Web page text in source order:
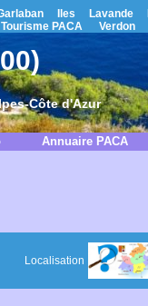
Iles Lavande
Tourisme PACA Verdon
Côte d'Azur
Annuaire PACA
Localisation